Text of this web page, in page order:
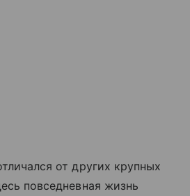
от других крупных
повседневная жизнь